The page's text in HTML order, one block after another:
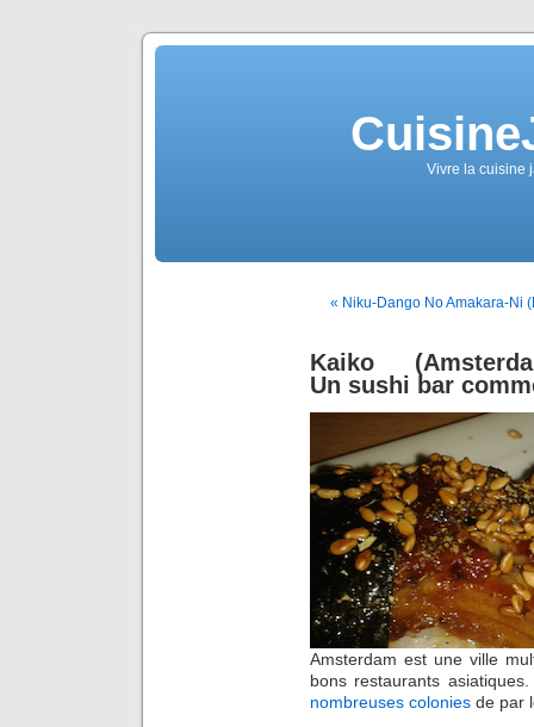
Vivre la cuisine
« Niku-Dango No Amakara-Ni
Kaiko
Un sushi bar
Amsterdam est une ville
bons restaurants
nombreuses colonies de par